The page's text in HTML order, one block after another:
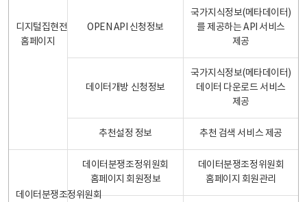
디지털집현전
홈페이지
OPEN API 신청정보
국가지식정보(메타데이터)
를 제공하는 API 서비스
제공
데이터개방 신청정보
국가지식정보(메타데이터)
데이터 다운로드 서비스
제공
추천설정 정보 추천 검색 서비스 제공
데이터분쟁조정위원회
데이터분쟁조정위원회
홈페이지 회원정보
데이터분쟁조정위원회
홈페이지 회원관리